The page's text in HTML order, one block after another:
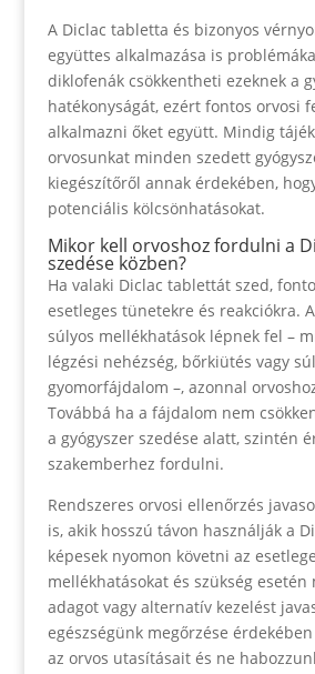
A Diclac tabletta és bizonyos
együttes alkalmazása is
diklofenák csökkentheti ezeknek a
hatékonyságát, ezért fontos orvosi
alkalmazni őket együtt. Mindig
orvosunkat minden szedett
kiegészítőről annak érdekében,
potenciális kölcsönhatásokat.
Mikor kell orvoshoz fordulni a
szedése közben?
Ha valaki Diclac tablettát szed,
esetleges tünetekre és reakciókra.
súlyos mellékhatások lépnek fel –
légzési nehézség, bőrkiütés vagy
gyomorfájdalom –, azonnal
Továbbá ha a fájdalom nem
a gyógyszer szedése alatt, szintén
szakemberhez fordulni.
Rendszeres orvosi ellenőrzés
is, akik hosszú távon használják a
képesek nyomon követni az
mellékhatásokat és szükség esetén
adagot vagy alternatív kezelést
egészségünk megőrzése
az orvos utasításait és ne